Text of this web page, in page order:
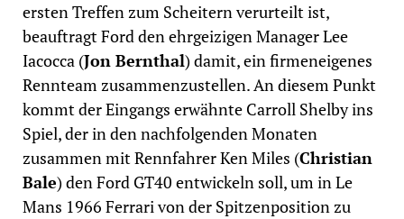
ersten Treffen zum Scheitern verurteilt ist,
beauftragt Ford den ehrgeizigen Manager Lee
Iacocca (Jon Bernthal) damit, ein firmeneigenes
Rennteam zusammenzustellen. An diesem Punkt
kommt der Eingangs erwähnte Carroll Shelby ins
Spiel, der in den nachfolgenden Monaten
zusammen mit Rennfahrer Ken Miles (Christian
Bale) den Ford GT40 entwickeln soll, um in Le
Mans 1966 Ferrari von der Spitzenposition zu